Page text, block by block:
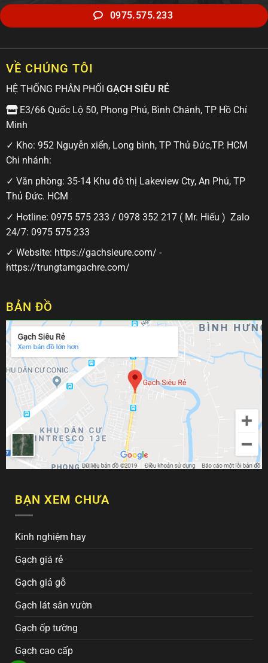
0975.575.233
VỀ CHÚNG TÔI
HỆ THỐNG PHÂN PHỐI GẠCH SIÊU RẺ
E3/66 Quốc Lộ 50, Phong Phú, Bình Chánh, TP Hồ Chí
Minh
✓ Kho: 952 Nguyễn xiển, Long bình, TP Thủ Đức,TP. HCM
Chi nhánh:
✓ Văn phòng: 35-14 Khu đô thị Lakeview Cty, An Phú, TP
Thủ Đức. HCM
✓ Hotline: 0975 575 233 / 0978 352 217( Mr. Hiếu ) Zalo
24/7: 0975 575 233
✓ Website: https://gachsieure.com/ -
https://trungtamgachre.com/
BẢN ĐỒ
BẠN XEM CHƯA
Kinh nghiệm hay
Gạch giá rẻ
Gạch giả gỗ
Gạch lát sân vườn
Gạch ốp tường
Gạch cao cấp